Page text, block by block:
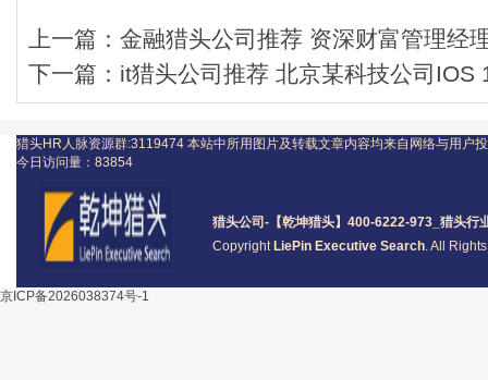
上一篇： 金融猎头公司推荐 资深财富管理经
下一篇： it猎头公司推荐 北京某科技公司IOS
猎头公司 -【乾坤猎头】400-6222-973_ 猎头行
Copyright LiePin Executive Search. All
猎头HR人脉资源群:3119474 本站中所用图片及转载文章内容均来自网络与用户
今日访问量： 83854
京ICP备2026038374号-1